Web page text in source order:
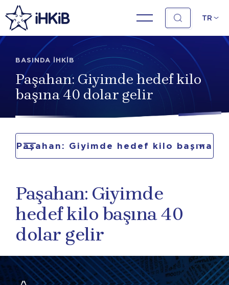
TR
BASINDA İHKİB
Paşahan: Giyimde hedef kilo
başına 40 dolar gelir
Paşahan: Giyimde hedef kilo başına
Paşahan: Giyimde
hedef kilo başına 40
dolar gelir